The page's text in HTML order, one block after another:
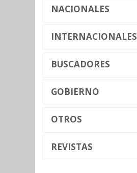
NACIONALES
INTERNACIONALES
BUSCADORES
GOBIERNO
OTROS
REVISTAS